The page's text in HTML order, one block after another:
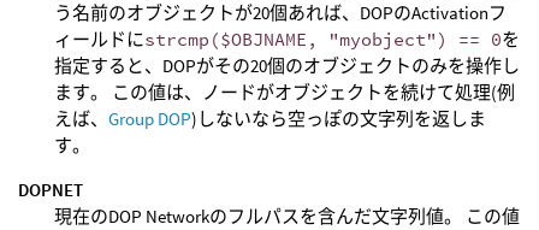
う名前のオブジェクトが20個あれば、DOPのActivationフ
ィールドにstrcmp($OBJNAME, "myobject") == 0を
指定すると、DOPがその20個のオブジェクトのみを操作し
ます。 この値は、ノードがオブジェクトを続けて処理(例
えば、 Group DOP)しないなら空っぽの文字列を返しま
す。
DOPNET
現在のDOP Networkのフルパスを含んだ文字列値。 この値